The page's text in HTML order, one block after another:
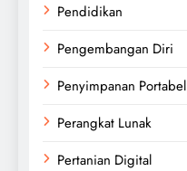
Pendidikan
Pengembangan Diri
Penyimpanan Portabel
Perangkat Lunak
Pertanian Digital